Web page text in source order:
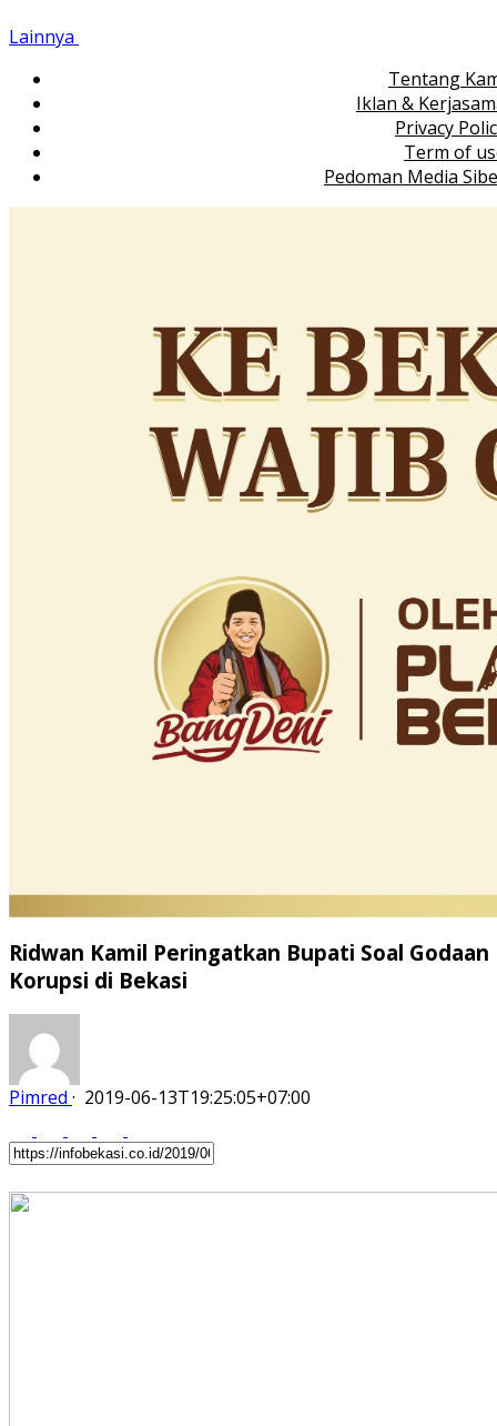
Lainnya
Tentang
Iklan &
Privacy
Term of
Pedoman Media
Ridwan Kamil Peringatkan Bupati Soal Godaan
Korupsi di Bekasi
Pimred · 2019-06-13T19:25:05+07:00